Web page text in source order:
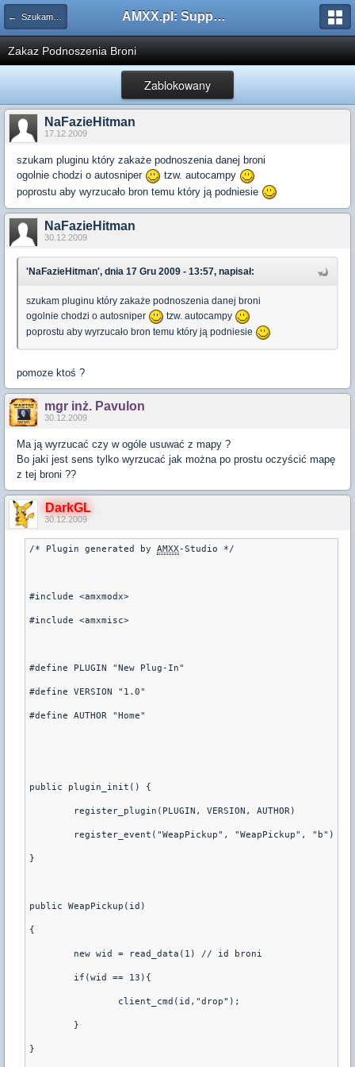
← Szukam pluginu AMXX.pl: Support AMX Mod X i SourceMod
Zakaz Podnoszenia Broni
Zablokowany
NaFazieHitman
17.12.2009
szukam pluginu który zakaże podnoszenia danej broni
ogolnie chodzi o autosniper
tzw. autocampy
poprostu aby wyrzucało bron temu który ją podniesie
NaFazieHitman
30.12.2009
'NaFazieHitman', dnia 17 Gru 2009 - 13:57, napisał:
szukam pluginu który zakaże podnoszenia danej broni
ogolnie chodzi o autosniper
tzw. autocampy
poprostu aby wyrzucało bron temu który ją podniesie
pomoze ktoś ?
mgr inż. Pavulon
30.12.2009
Ma ją wyrzucać czy w ogóle usuwać z mapy ?
Bo jaki jest sens tylko wyrzucać jak można po prostu oczyścić mapę
z tej broni ??
DarkGL
30.12.2009
/* Plugin generated by AMXX-Studio */
#include <amxmodx>
#include <amxmisc>
#define PLUGIN "New Plug-In"
#define VERSION "1.0"
#define AUTHOR "Home"
public plugin_init() {
}
public WeapPickup(id)
{
}